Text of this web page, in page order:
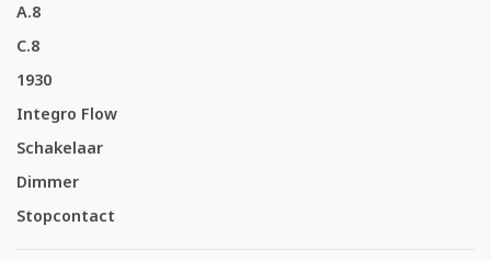
A.8
C.8
1930
Integro Flow
Schakelaar
Dimmer
Stopcontact